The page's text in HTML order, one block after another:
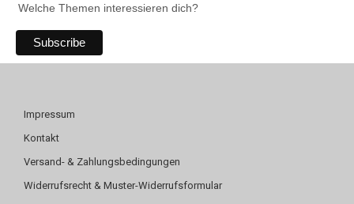
Welche Themen interessieren dich?
Impressum
Kontakt
Versand- & Zahlungsbedingungen
Widerrufsrecht & Muster-Widerrufsformular